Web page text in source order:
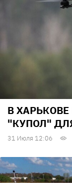
В
"КУПОЛ"
31 Июля 12:06